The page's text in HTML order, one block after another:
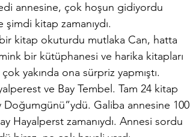
annesine, çok hoşun gidiyordu
kitap zamanıydı.
kitap okuturdu mutlaka Can, hatta
bir kütüphanesi ve harika kitapları
yakında ona sürpriz yapmıştı.
ve Bay Tembel. Tam 24 kitap
Galiba annesine 100
Hayalperst zamanıydı. Annesi sordu